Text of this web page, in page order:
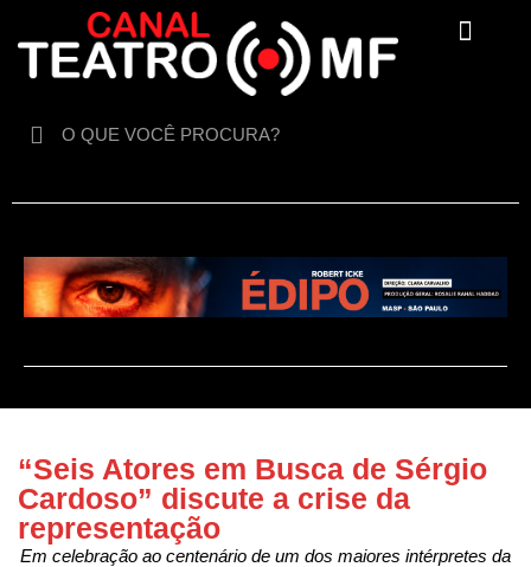
“Seis Atores em Busca de Sérgio
Cardoso” discute a crise da
representação
Em celebração ao centenário de um dos maiores intérpretes da